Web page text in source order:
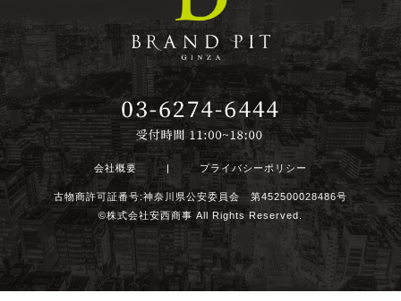
会社概要 プライバシーポリシー
古物商許可証番号:神奈川県公安委員会 第452500028486号
©株式会社安西商事 All Rights Reserved.